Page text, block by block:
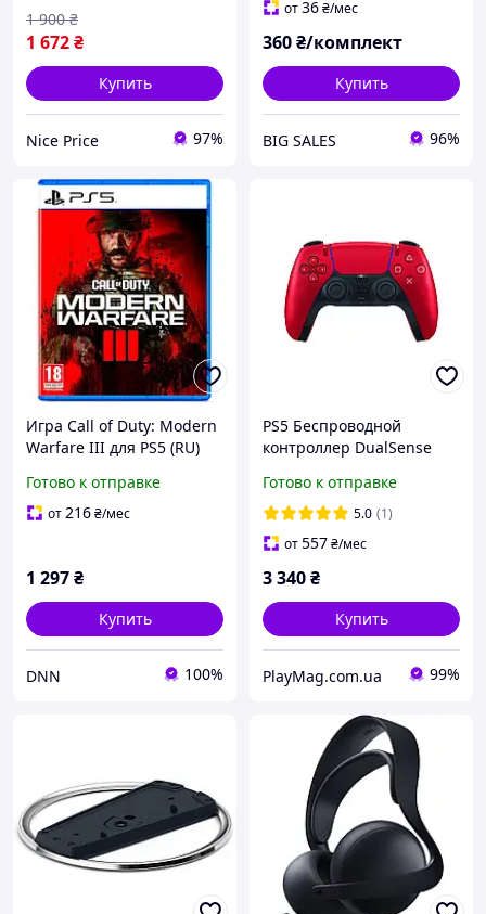
1 672₴
1 900 ₴
Купить
Nice Price 97%
от36₴/мес
360₴/комплект
Купить
BIG SALES 96%
Игра Call of Duty: Modern
Warfare III для PS5 (RU)
Готово к отправке
от216₴/мес
1 297₴
Купить
DNN 100%
PS5 Беспроводной
контроллер DualSense
Готово к отправке
5.0 (1)
от557₴/мес
3 340₴
Купить
PlayMag.com.ua 99%